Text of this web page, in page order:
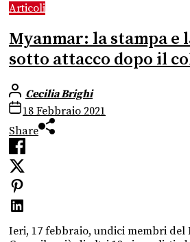
Articoli
Myanmar: la stampa e
sotto attacco dopo il
Cecilia Brighi
18 Febbraio 2021
Share
Ieri, 17 febbraio, undici membri del